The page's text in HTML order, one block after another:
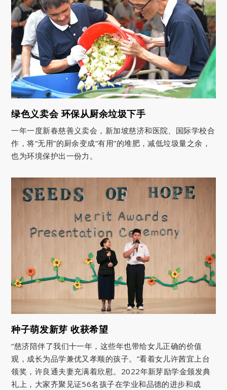
绿色义卖会 环保从厨余垃圾下手
一年一度新春慈善义卖会，新加坡慈济和医院、国际学校合
作，将“无用”的厨余变成“有用”的堆肥，减低垃圾量之余，
也为环境保护出一份力。
种子萌发新芽 收获希望
“慈济陪伴了我们十一年，这些年也带给女儿正确的价值
观，成长为品学兼优又孝顺的孩子。”看着女儿许茜宜上台
领奖，许良通夫妻充满着欣慰。2022年新芽励学金颁发典
礼上，大家齐聚见证56名孩子在学业和品德的进步和成